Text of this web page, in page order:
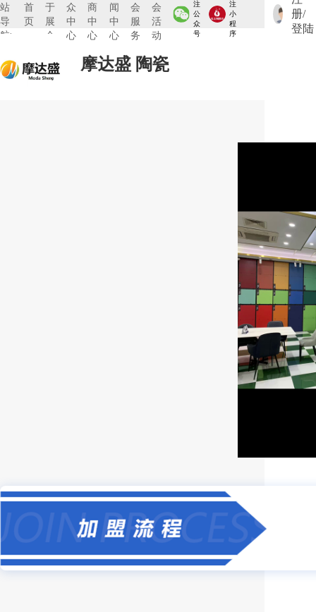
站
导
航:
首
页
于
展
会
众
中
心
商
中
心
闻
中
心
会
服
务
会
活
动
注
公
众
号
注
小
程
序
册/
登陆
摩达盛 陶瓷